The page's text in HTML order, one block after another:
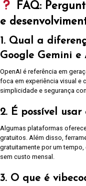
FAQ:
e
1. Qual a
Google Gemini e
OpenAI é referência em
foca em experiência visual e
simplicidade e segurança
2. É possível
Algumas plataformas
gratuitos. Além disso,
gratuitamente por um
sem custo mensal.
3. O que é